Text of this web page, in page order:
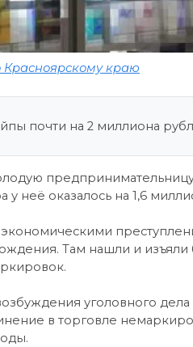
краю
почти на 2 миллиона
у неё оказалось на 1,6
Там нашли и
уголовного
в торговле